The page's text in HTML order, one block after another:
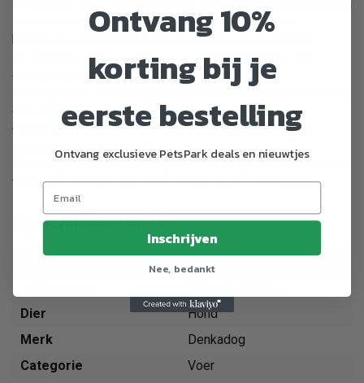
zoals lecithine en glucosamine die de opbouw van
kraakbeen ondersteunen en de afbraak ervan remmen.
De voeding voorziet beter in de energiebehoefte om
overgewicht te verminderen of te voorkomen.
ook geschikt voor senior honden.
Ondersteunt een gezonde bot- en kraakbeenaanmaak
Natuurlijke voeding
Remmt gewrichtsontstekingen, herstelt gewrichtsweefsels
voorkomt overgewicht en ondersteunt de nieren.
Specificaties
Artikelnummer
708050
Dier
Hond
Merk
Denkadog
Categorie
Voer
Ontvang 10%
korting bij je
eerste bestelling
Ontvang exclusieve PetsPark deals en nieuwtjes
Inschrijven
Nee, bedankt